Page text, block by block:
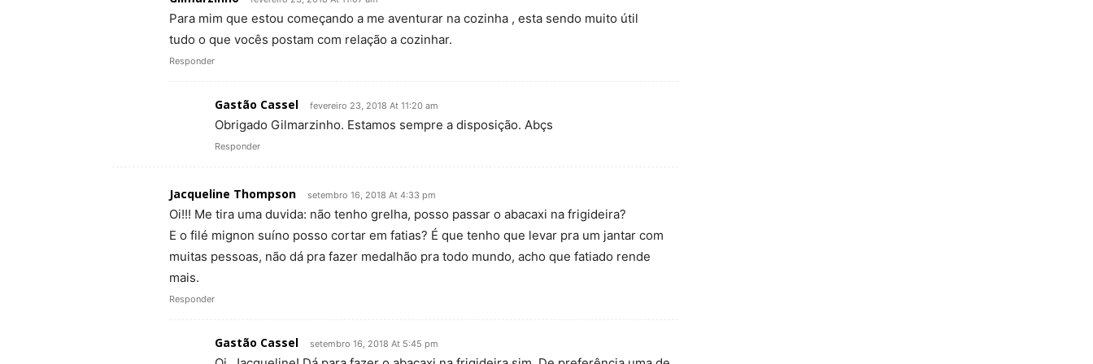
Para mim que estou começando a me aventurar na cozinha , esta sendo muito útil
tudo o que vocês postam com relação a cozinhar.
Responder
Gastão Cassel fevereiro 23, 2018 At 11:20 am
Obrigado Gilmarzinho. Estamos sempre a disposição. Abçs
Responder
Jacqueline Thompson setembro 16, 2018 At 4:33 pm
Oi!!! Me tira uma duvida: não tenho grelha, posso passar o abacaxi na frigideira?
E o filé mignon suíno posso cortar em fatias? É que tenho que levar pra um jantar com
muitas pessoas, não dá pra fazer medalhão pra todo mundo, acho que fatiado rende
mais.
Responder
Gastão Cassel setembro 16, 2018 At 5:45 pm